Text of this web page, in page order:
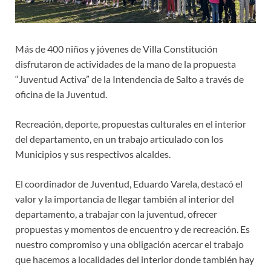
Más de 400 niños y jóvenes de Villa Constitución
disfrutaron de actividades de la mano de la propuesta
“Juventud Activa” de la Intendencia de Salto a través de
oficina de la Juventud.
Recreación, deporte, propuestas culturales en el interior
del departamento, en un trabajo articulado con los
Municipios y sus respectivos alcaldes.
El coordinador de Juventud, Eduardo Varela, destacó el
valor y la importancia de llegar también al interior del
departamento, a trabajar con la juventud, ofrecer
propuestas y momentos de encuentro y de recreación. Es
nuestro compromiso y una obligación acercar el trabajo
que hacemos a localidades del interior donde también hay